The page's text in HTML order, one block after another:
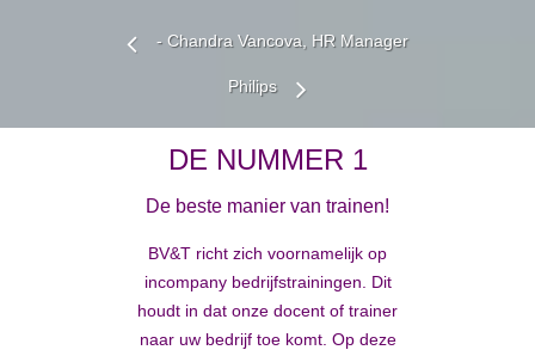
- Chandra Vancova, HR Manager
Philips
DE NUMMER 1
De beste manier van trainen!
BV&T richt zich voornamelijk op
incompany bedrijfstrainingen. Dit
houdt in dat onze docent of trainer
naar uw bedrijf toe komt. Op deze